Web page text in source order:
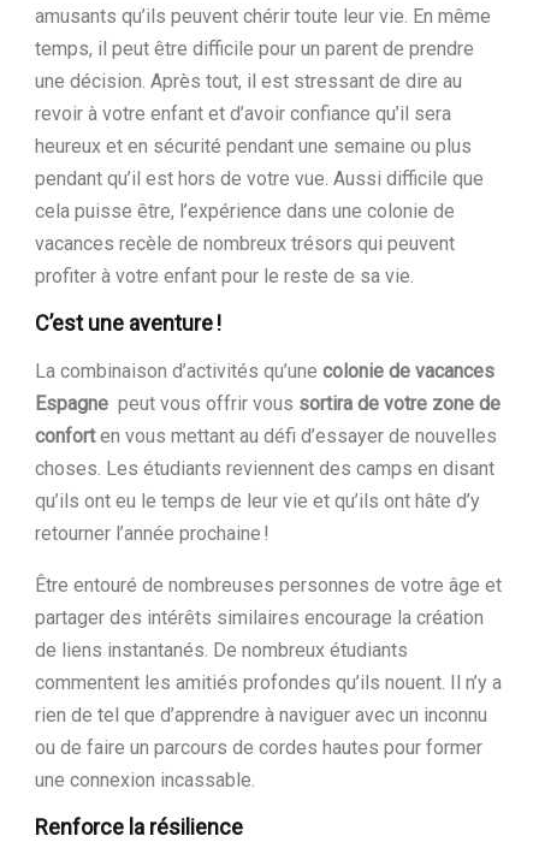
amusants qu’ils peuvent chérir toute leur vie. En même
temps, il peut être difficile pour un parent de prendre
une décision. Après tout, il est stressant de dire au
revoir à votre enfant et d’avoir confiance qu’il sera
heureux et en sécurité pendant une semaine ou plus
pendant qu’il est hors de votre vue. Aussi difficile que
cela puisse être, l’expérience dans une colonie de
vacances recèle de nombreux trésors qui peuvent
profiter à votre enfant pour le reste de sa vie.
C’est une aventure !
La combinaison d’activités qu’une colonie de vacances
Espagne peut vous offrir vous sortira de votre zone de
conforten vous mettant au défi d’essayer de nouvelles
choses. Les étudiants reviennent des camps en disant
qu’ils ont eu le temps de leur vie et qu’ils ont hâte d’y
retourner l’année prochaine !
Être entouré de nombreuses personnes de votre âge et
partager des intérêts similaires encourage la création
de liens instantanés. De nombreux étudiants
commentent les amitiés profondes qu’ils nouent. Il n’y a
rien de tel que d’apprendre à naviguer avec un inconnu
ou de faire un parcours de cordes hautes pour former
une connexion incassable.
Renforce la résilience